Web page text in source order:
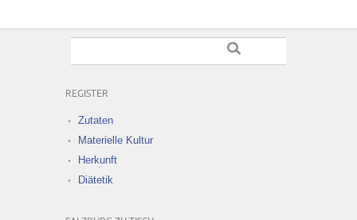
REGISTER
Zutaten
Materielle Kultur
Herkunft
Diätetik